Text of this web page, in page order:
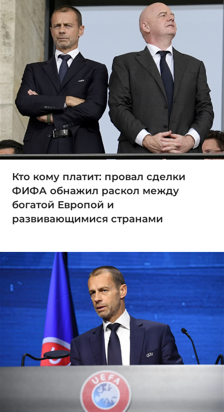
Кто кому платит: провал сделки
ФИФА обнажил раскол между
богатой Европой и
развивающимися странами